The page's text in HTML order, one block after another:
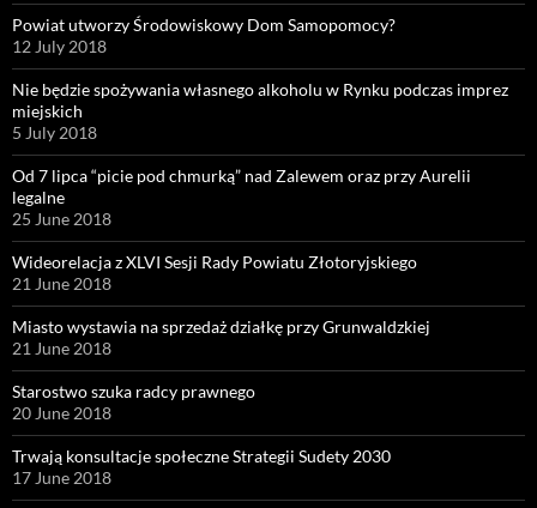
Powiat utworzy Środowiskowy Dom Samopomocy?
12 July 2018
Nie będzie spożywania własnego alkoholu w Rynku podczas imprez
miejskich
5 July 2018
Od 7 lipca “picie pod chmurką” nad Zalewem oraz przy Aurelii
legalne
25 June 2018
Wideorelacja z XLVI Sesji Rady Powiatu Złotoryjskiego
21 June 2018
Miasto wystawia na sprzedaż działkę przy Grunwaldzkiej
21 June 2018
Starostwo szuka radcy prawnego
20 June 2018
Trwają konsultacje społeczne Strategii Sudety 2030
17 June 2018